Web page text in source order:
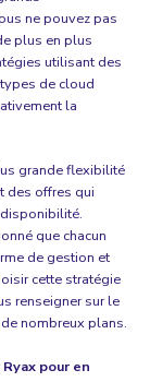
ne pouvez pas
plus en plus
utilisant des
de cloud
la
grande flexibilité
des offres qui
que chacun
de gestion et
cette stratégie
renseigner sur le
nombreux plans.
pour en